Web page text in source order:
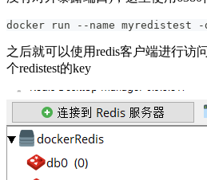
docker run --name myredistest
之后就可以使用redis客户端进行访
个redistest的key